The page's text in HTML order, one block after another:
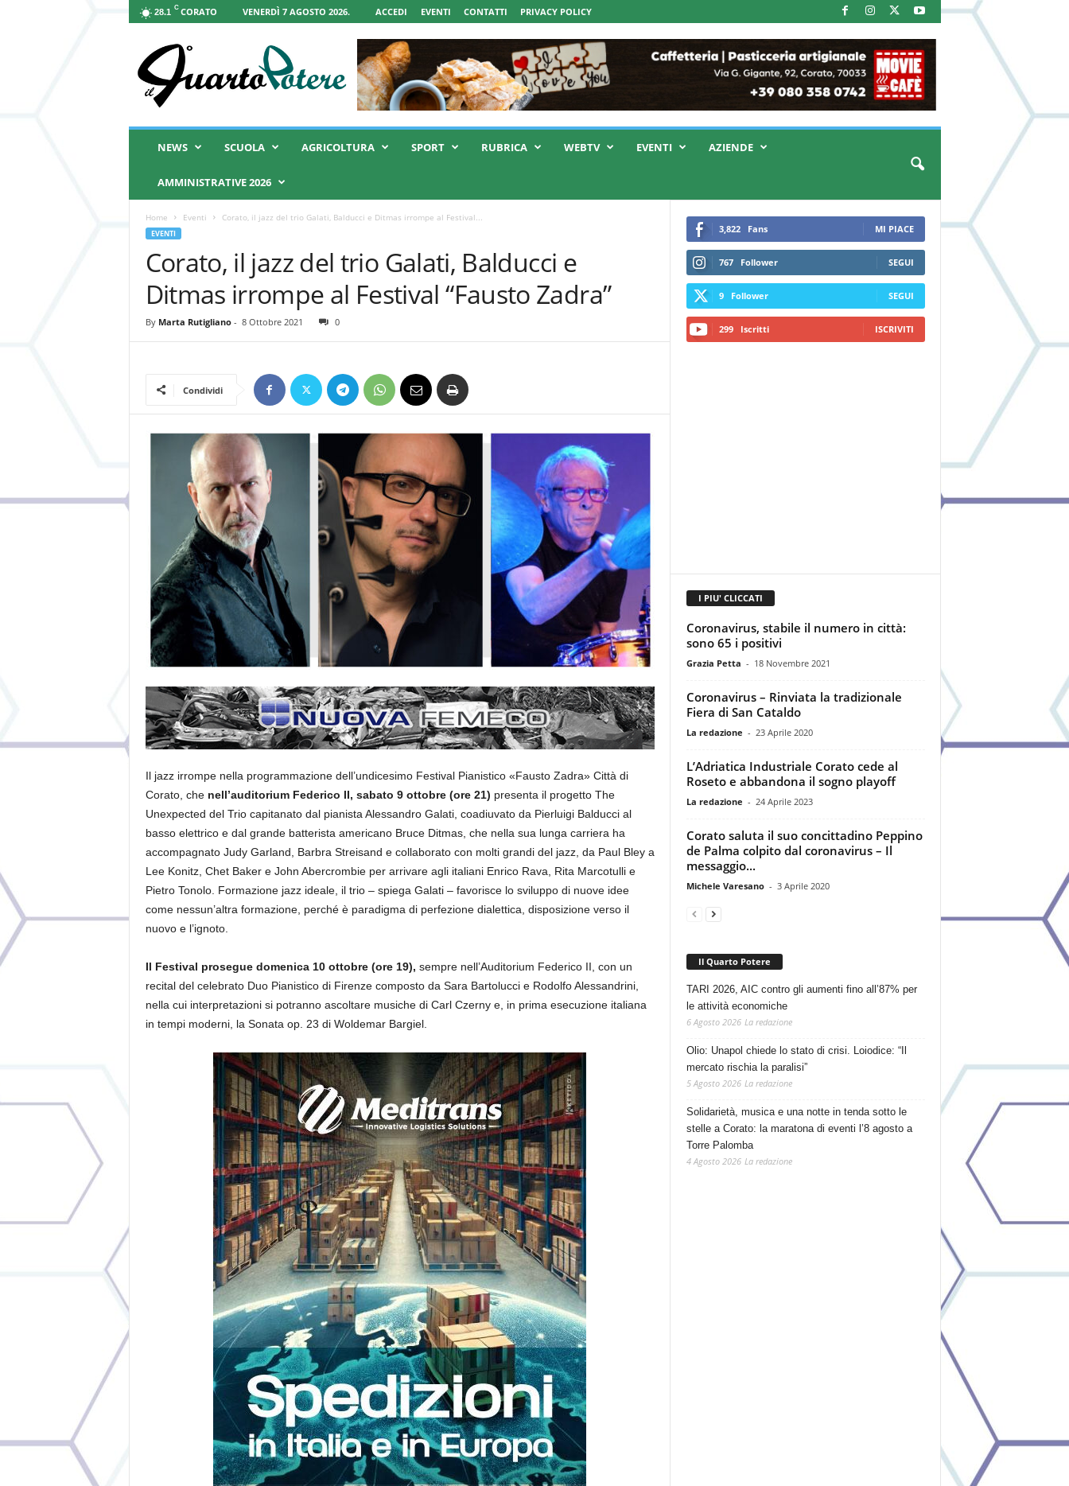
28.1 C CORATO VENERDÌ 7 AGOSTO 2026. ACCEDI EVENTI CONTATTI PRIVACY POLICY
Q
NEWS SCUOLA AGRICOLTURA SPORT RUBRICA WEBTV EVENTI AZIENDE
AMMINISTRATIVE 2026
Home Eventi Corato, il jazz del trio Galati, Balducci e Ditmas irrompe al Festival...
EVENTI
Corato, il jazz del trio Galati, Balducci e
Ditmas irrompe al Festival “Fausto Zadra”
By Marta Rutigliano- 8 Ottobre 2021 0
Condividi
Il jazz irrompe nella programmazione dell’undicesimo Festival Pianistico «Fausto Zadra» Città di
Corato, che nell’auditorium Federico II, sabato 9 ottobre (ore 21) presenta il progetto The
Unexpected del Trio capitanato dal pianista Alessandro Galati, coadiuvato da Pierluigi Balducci al
basso elettrico e dal grande batterista americano Bruce Ditmas, che nella sua lunga carriera ha
accompagnato Judy Garland, Barbra Streisand e collaborato con molti grandi del jazz, da Paul Bley a
Lee Konitz, Chet Baker e John Abercrombie per arrivare agli italiani Enrico Rava, Rita Marcotulli e
Pietro Tonolo. Formazione jazz ideale, il trio – spiega Galati – favorisce lo sviluppo di nuove idee
come nessun’altra formazione, perché è paradigma di perfezione dialettica, disposizione verso il
nuovo e l’ignoto.
Il Festival prosegue domenica 10 ottobre (ore 19), sempre nell’Auditorium Federico II, con un
recital del celebrato Duo Pianistico di Firenze composto da Sara Bartolucci e Rodolfo Alessandrini,
nella cui interpretazioni si potranno ascoltare musiche di Carl Czerny e, in prima esecuzione italiana
in tempi moderni, la Sonata op. 23 di Woldemar Bargiel.
3,822 Fans MI PIACE
767 Follower SEGUI
9 Follower SEGUI
299 Iscritti ISCRIVITI
I PIU' CLICCATI
Coronavirus, stabile il numero in città:
sono 65 i positivi
Grazia Petta - 18 Novembre 2021
Coronavirus – Rinviata la tradizionale
Fiera di San Cataldo
La redazione - 23 Aprile 2020
L’Adriatica Industriale Corato cede al
Roseto e abbandona il sogno playoff
La redazione - 24 Aprile 2023
Corato saluta il suo concittadino Peppino
de Palma colpito dal coronavirus – Il
messaggio...
Michele Varesano - 3 Aprile 2020
Il Quarto Potere
TARI 2026, AIC contro gli aumenti fino all’87% per
le attività economiche
6 Agosto 2026 La redazione
Olio: Unapol chiede lo stato di crisi. Loiodice: “Il
mercato rischia la paralisi”
5 Agosto 2026 La redazione
Solidarietà, musica e una notte in tenda sotto le
stelle a Corato: la maratona di eventi l’8 agosto a
Torre Palomba
4 Agosto 2026 La redazione